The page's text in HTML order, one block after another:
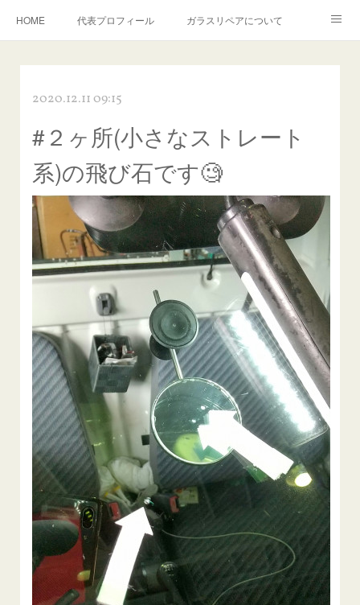
HOME 代表プロフィール ガラスリペアについて
飛び石施工料金について
当店へのアクセス 建築ガラスキズ取り・研磨・磨き
【プロ使用】フッ素系ガラストリートメント『アクアペル』
当店の良心的価格の理由について
欧州車モールの白サビやシミを落とす！
instagram記事 ガラスリペア施工価格
飛び石ひび割れでヒビ先が伸びた場合は？
2020.12.11 09:15
#２ヶ所(小さなストレート
系)の飛び石です🧐